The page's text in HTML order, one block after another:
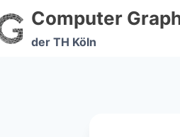
Computer
der TH Köln